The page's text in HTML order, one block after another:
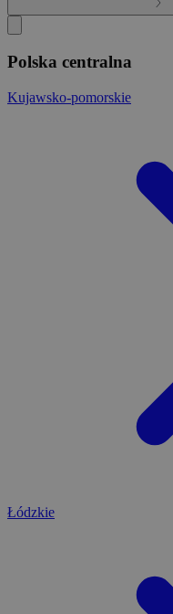
Polska centralna
Kujawsko-pomorskie
Łódzkie